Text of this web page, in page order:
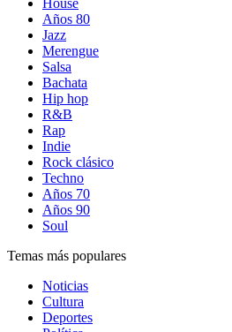
House
Años 80
Jazz
Merengue
Salsa
Bachata
Hip hop
R&B
Rap
Indie
Rock clásico
Techno
Años 70
Años 90
Soul
Temas más populares
Noticias
Cultura
Deportes